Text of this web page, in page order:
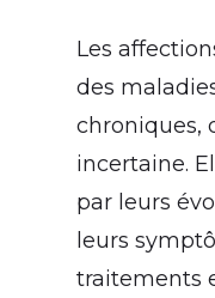
Les
des
chroniques,
incertaine.
par leurs
leurs
traitements